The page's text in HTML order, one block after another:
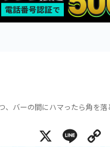
バーの間にハマったら角を
X Line